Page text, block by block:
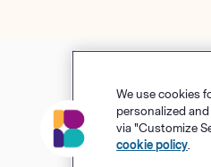
We use cookies
personalized
via "Customize
cookie policy.